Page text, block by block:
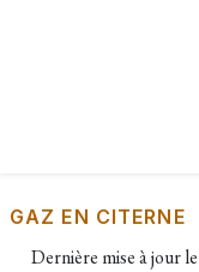
GAZ EN CITERNE
Dernière mise à jour le